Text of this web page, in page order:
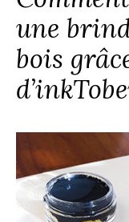
une
bois